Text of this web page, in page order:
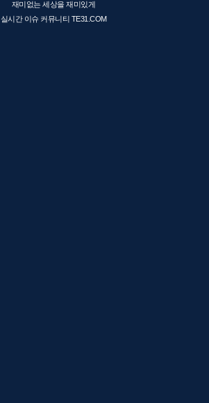
재미없는 세상을 재미있게
실시간 이슈 커뮤니티 TE31.COM